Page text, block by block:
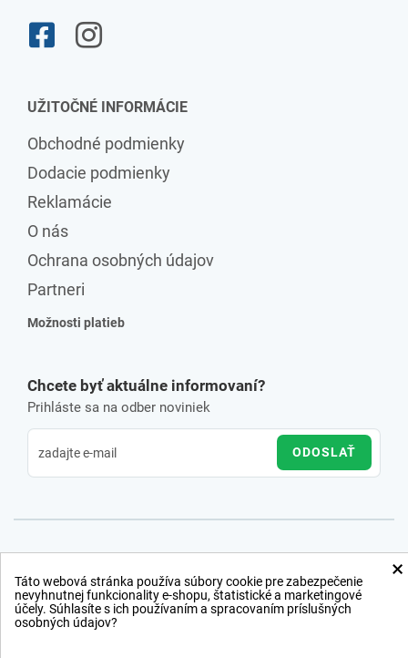
UŽITOČNÉ INFORMÁCIE
Obchodné podmienky
Dodacie podmienky
Reklamácie
O nás
Ochrana osobných údajov
Partneri
Možnosti platieb
Chcete byť aktuálne informovaní?
Prihláste sa na odber noviniek
ODOSLAŤ
×
Táto webová stránka používa súbory cookie pre zabezpečenie
nevyhnutnej funkcionality e-shopu, štatistické a marketingové
účely. Súhlasíte s ich používaním a spracovaním príslušných
osobných údajov?